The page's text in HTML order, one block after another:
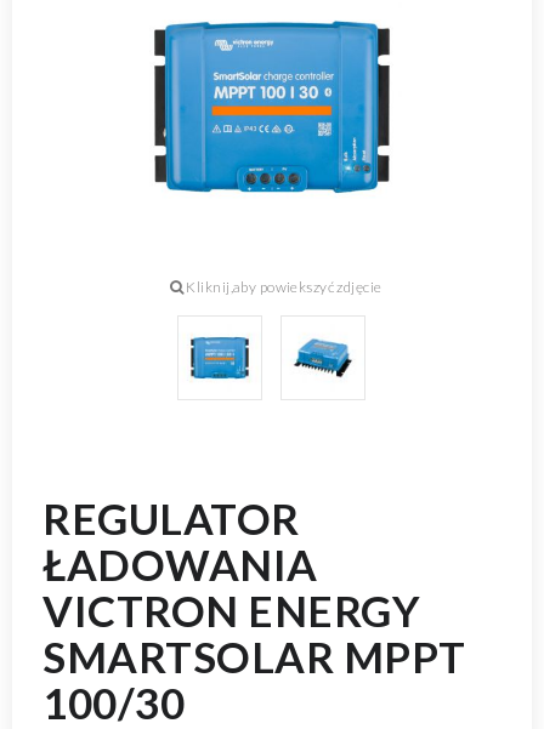
REGULATOR
ŁADOWANIA
VICTRON ENERGY
SMARTSOLAR MPPT
100/30